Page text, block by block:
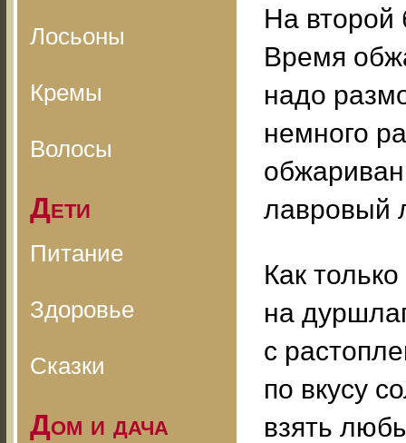
Лосьоны
Кремы
Волосы
Дети
Питание
Здоровье
Сказки
Дом и дача
На второй
Время
надо
немного
лавровый
Как
на
с
по вкусу
взять